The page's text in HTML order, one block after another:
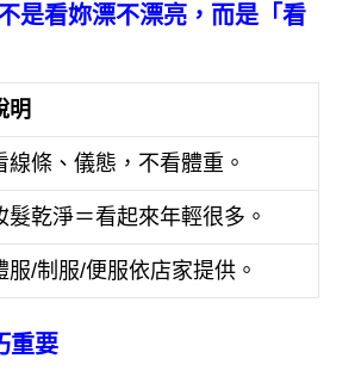
是看妳漂不漂亮，而是「看
明
線條、儀態，不看體重。
髮乾淨＝看起來年輕很多。
服/制服/便服依店家提供。
重要